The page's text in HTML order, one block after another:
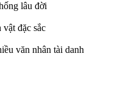
lâu đời
đặc sắc
văn nhân tài danh